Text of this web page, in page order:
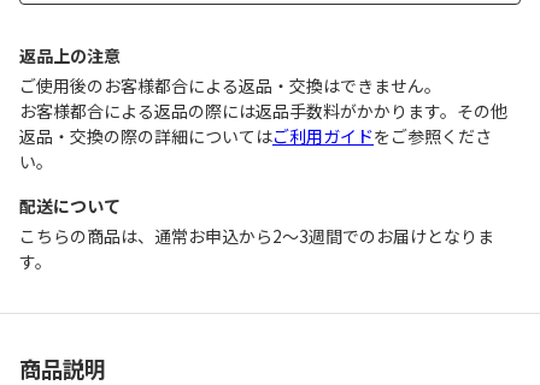
返品上の注意
ご使用後のお客様都合による返品・交換はできません｡
お客様都合による返品の際には返品手数料がかかります。その他
返品・交換の際の詳細についてはご利用ガイドをご参照くださ
い。
配送について
こちらの商品は、通常お申込から2～3週間でのお届けとなりま
す。
商品説明